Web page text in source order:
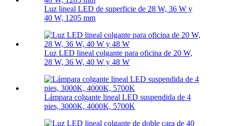
Luz lineal LED de superficie de 28 W, 36 W y
40 W, 1205 mm
Luz LED lineal colgante para oficina de 20 W,
28 W, 36 W, 40 W y 48 W
Lámpara colgante lineal LED suspendida de 4
pies, 3000K, 4000K, 5700K